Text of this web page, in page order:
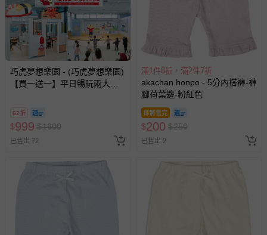
巧虎夢想樂園 - (巧虎夢想樂園)
【買一送一】平日暢玩兩大一
券使用
62折
$999 $1600
已售出 72
滿1件8折，滿2件7折
akachan honpo - 5分內搭褲-褲
腳荷葉邊-粉紅色
即將售完
$200 $250
已售出 2